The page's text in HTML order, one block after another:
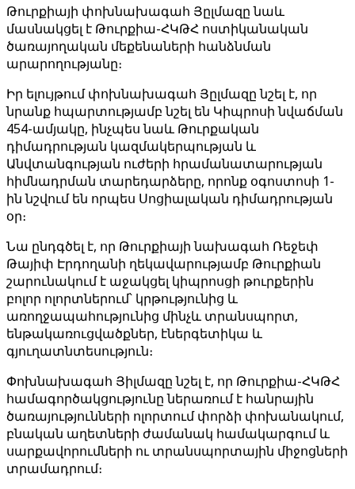
Թուրքիայի փոխնախագահ Յըլմազը նաև
մասնակցել է Թուրքիա-ՀԿԹՀ ոստիկանական
ծառայողական մեքենաների հանձնման
արարողությանը։
Իր ելույթում փոխնախագահ Յըլմազը նշել է, որ
նրանք հպարտությամբ նշել են Կիպրոսի նվաճման
454-ամյակը, ինչպես նաև Թուրքական
դիմադրության կազմակերպության և
Անվտանգության ուժերի հրամանատարության
հիմնադրման տարեդարձերը, որոնք օգոստոսի 1-
ին նշվում են որպես Սոցիալական դիմադրության
օր։
Նա ընդգծել է, որ Թուրքիայի նախագահ Ռեջեփ
Թայիփ Էրդողանի ղեկավարությամբ Թուրքիան
շարունակում է աջակցել կիպրոսցի թուրքերին
բոլոր ոլորտներում՝ կրթությունից և
առողջապահությունից մինչև տրանսպորտ,
ենթակառուցվածքներ, էներգետիկա և
գյուղատնտեսություն։
Փոխնախագահ Յիլմազը նշել է, որ Թուրքիա-ՀԿԹՀ
համագործակցությունը ներառում է հանրային
ծառայությունների ոլորտում փորձի փոխանակում,
բնական աղետների ժամանակ համակարգում և
սարքավորումների ու տրանսպորտային միջոցների
տրամադրում։